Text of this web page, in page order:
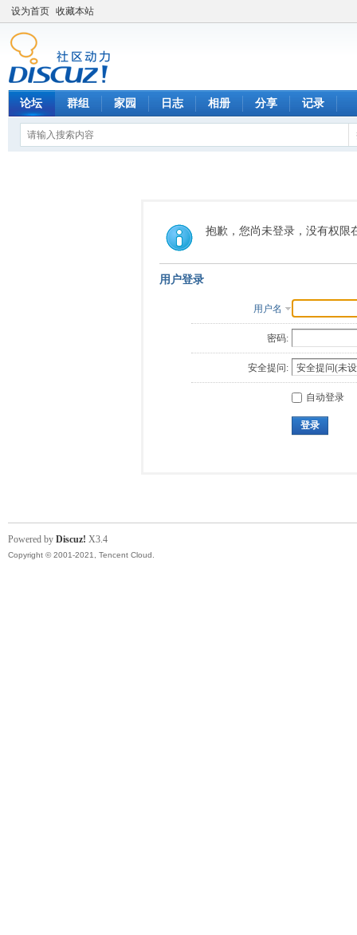
设为首页 收藏本站
论坛 群组 家园 日志 相册 分享 记录
抱歉，您尚未登录，没有权限
用户登录
用户名
密码:
安全提问:
自动登录
登录
Powered by Discuz! X3.4
Copyright © 2001-2021, Tencent Cloud.